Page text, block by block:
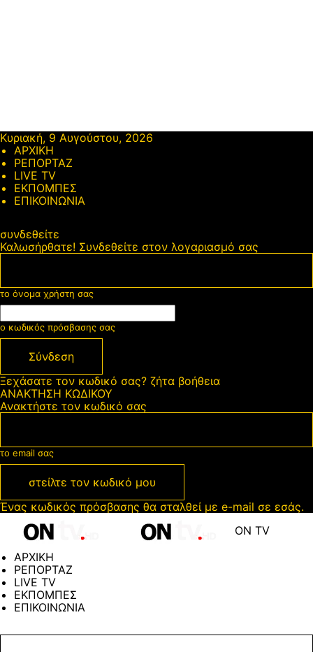
Κυριακή, 9 Αυγούστου, 2026
ΑΡΧΙΚΗ
ΡΕΠΟΡΤΑΖ
LIVE TV
ΕΚΠΟΜΠΕΣ
ΕΠΙΚΟΙΝΩΝΙΑ
συνδεθείτε
Καλωσήρθατε! Συνδεθείτε στον λογαριασμό σας
το όνομα χρήστη σας
ο κωδικός πρόσβασης σας
Ξεχάσατε τον κωδικό σας? ζήτα βοήθεια
ΑΝΑΚΤΗΣΗ ΚΩΔΙΚΟΥ
Ανακτήστε τον κωδικό σας
το email σας
Ένας κωδικός πρόσβασης θα σταλθεί με e-mail σε εσάς.
ON TV
ΑΡΧΙΚΗ
ΡΕΠΟΡΤΑΖ
LIVE TV
ΕΚΠΟΜΠΕΣ
ΕΠΙΚΟΙΝΩΝΙΑ